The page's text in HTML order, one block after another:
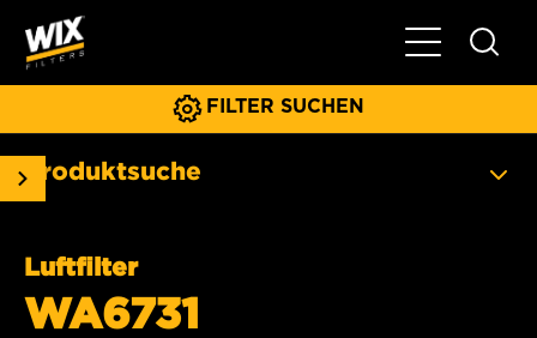
FILTER SUCHEN
Produktsuche
Luftfilter
WA6731